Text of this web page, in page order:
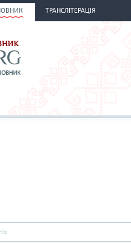
ТРАНСЛІТЕРАЦІЯ